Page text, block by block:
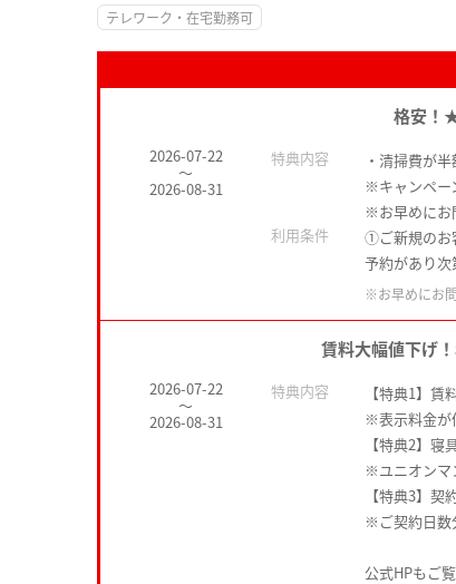
テレワーク・在宅勤務可
格安！
2026-07-22
～
2026-08-31
特典内容
・清掃費が
※キャンペー
※お早めにお
利用条件
①ご新規のお
予約があり
※お早めにお
賃料大幅値下げ
2026-07-22
～
2026-08-31
特典内容
【特典1】
※表示料金が
【特典2】
※ユニオンマ
【特典3】
※ご契約日数
公式HPもご